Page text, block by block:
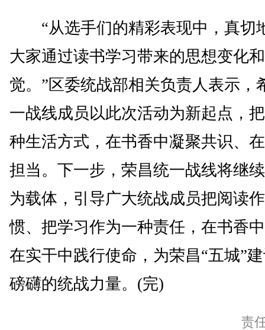
“从选手们的精彩表现中，真切
大家通过读书学习带来的思想变化
觉。”区委统战部相关负责人表示，
一战线成员以此次活动为新起点，
种生活方式，在书香中凝聚共识、
担当。下一步，荣昌统一战线将继
为载体，引导广大统战成员把阅读
惯、把学习作为一种责任，在书香
在实干中践行使命，为荣昌“五城”
磅礴的统战力量。(完)
责